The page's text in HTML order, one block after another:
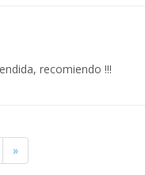
recomiendo !!!
»